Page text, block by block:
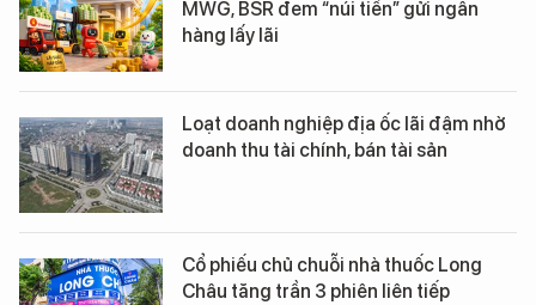
MWG, BSR đem “núi tiền” gửi ngân
hàng lấy lãi
Loạt doanh nghiệp địa ốc lãi đậm nhờ
doanh thu tài chính, bán tài sản
Cổ phiếu chủ chuỗi nhà thuốc Long
Châu tăng trần 3 phiên liên tiếp